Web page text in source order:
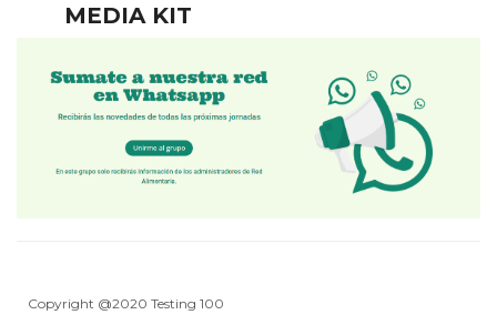
MEDIA KIT
Copyright @2020 Testing 100